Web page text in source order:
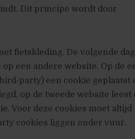
Dit principe wordt door
fietskleding. De volgende
een andere website. Op de
party) een cookie geplaatst
op de tweede website leest
Voor deze cookies moet altijd
cookies liggen onder vuur.